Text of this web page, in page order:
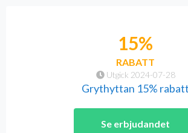
Utgick 2024-07-28
15%
RABATT
Grythyttan 15% rabatt
Se erbjudandet